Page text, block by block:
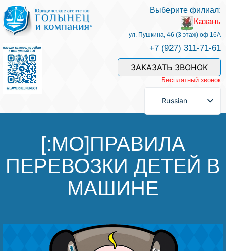
Услуги и наши специалисты
Оплата услуг
Задать вопрос
Отзывы
Полезные статьи
Наши победы
Выберите филиал:
Казань
ул. Пушкина, 46 (3 этаж) оф 16А
+7 (927) 311-71-61
ЗАКАЗАТЬ ЗВОНОК
Бесплатный звонок
Russian
[:MO]ПРАВИЛА
ПЕРЕВОЗКИ ДЕТЕЙ В
МАШИНЕ